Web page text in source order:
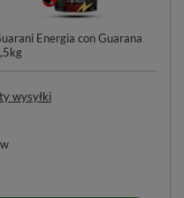
Energia con Guarana
wysyłki